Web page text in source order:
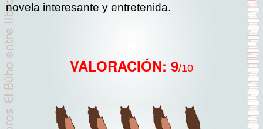
novela interesante y entretenida.
VALORACIÓN: 9/10